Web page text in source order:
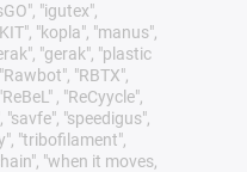
"igutex",
"kopla", "manus",
"gerak", "plastic
"RBTX",
, "ReCyycle",
"speedigus",
"tribofilament",
"when it moves,